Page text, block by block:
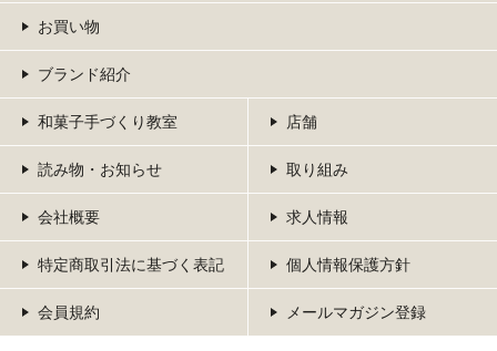
お買い物
ブランド紹介
和菓子手づくり教室 店舗
読み物・お知らせ 取り組み
会社概要 求人情報
特定商取引法に基づく表記 個人情報保護方針
会員規約 メールマガジン登録